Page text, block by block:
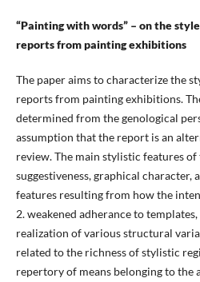
“Painting with words” – on the
reports from painting exhibitions
The paper aims to characterize the
reports from painting exhibitions.
determined from the genological
assumption that the report is an
review. The main stylistic features of
suggestiveness, graphical character,
features resulting from how the
2. weakened adherance to
realization of various structural
related to the richness of stylistic
repertory of means belonging to the